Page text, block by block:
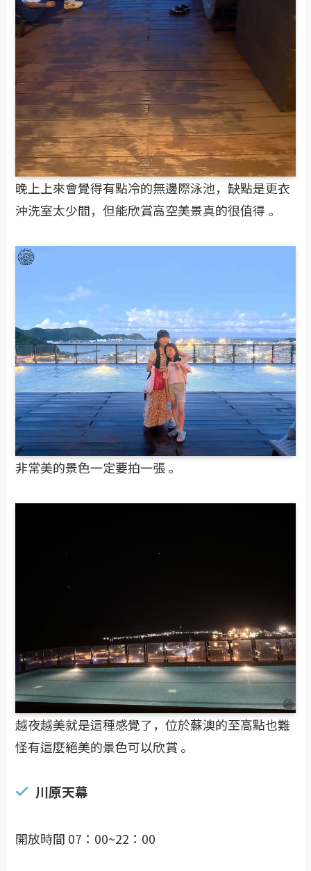
晚上上來會覺得有點冷的無邊際泳池，缺點是更衣
沖洗室太少間，但能欣賞高空美景真的很值得 。
非常美的景色一定要拍一張 。
越夜越美就是這種感覺了，位於蘇澳的至高點也難
怪有這麼絕美的景色可以欣賞 。
川原天幕
開放時間 07：00~22：00